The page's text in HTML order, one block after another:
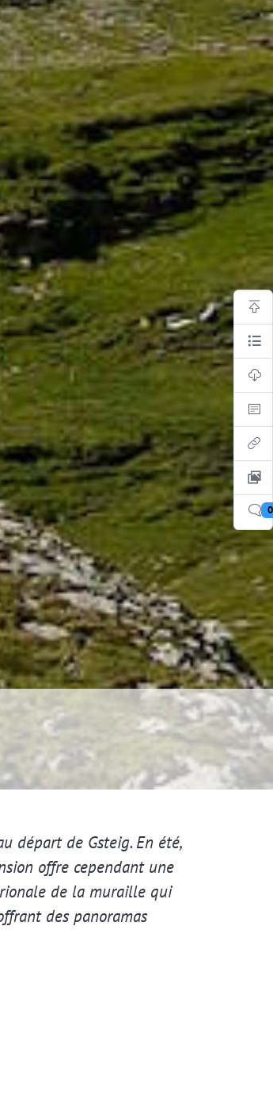
0
départ de Gsteig. En été,
offre cependant une
de la muraille qui
des panoramas